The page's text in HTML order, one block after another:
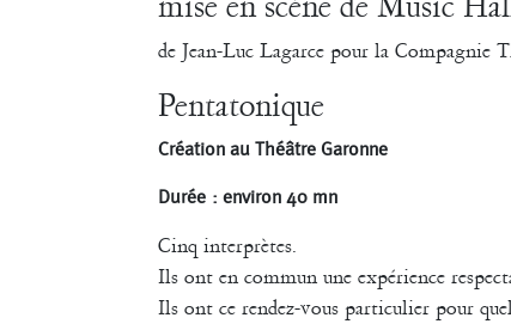
de Jean-Luc Lagarce pour la
Pentatonique
Création au Théâtre Garonne
Durée : environ 40 mn
Cinq interprètes.
Ils ont en commun une expérience
Ils ont ce rendez-vous particulier pour